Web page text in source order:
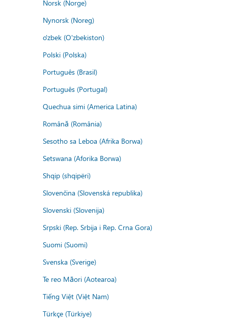
Norsk (Norge)
Nynorsk (Noreg)
o'zbek (O'zbekiston)
Polski (Polska)
Português (Brasil)
Português (Portugal)
Quechua simi (America Latina)
Română (România)
Sesotho sa Leboa (Afrika Borwa)
Setswana (Aforika Borwa)
Shqip (shqipëri)
Slovenčina (Slovenská republika)
Slovenski (Slovenija)
Srpski (Rep. Srbija i Rep. Crna Gora)
Suomi (Suomi)
Svenska (Sverige)
Te reo Māori (Aotearoa)
Tiếng Việt (Việt Nam)
Türkçe (Türkiye)